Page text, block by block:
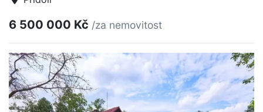
6 500 000 Kč /za nemovitost